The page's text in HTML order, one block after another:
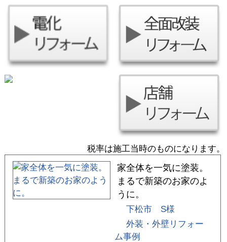
税率は施工当時のものになります。
家全体を一気に塗装。
まるで新築のお家のよ
うに。
下松市 S様
外装・外壁リフォー
ム事例